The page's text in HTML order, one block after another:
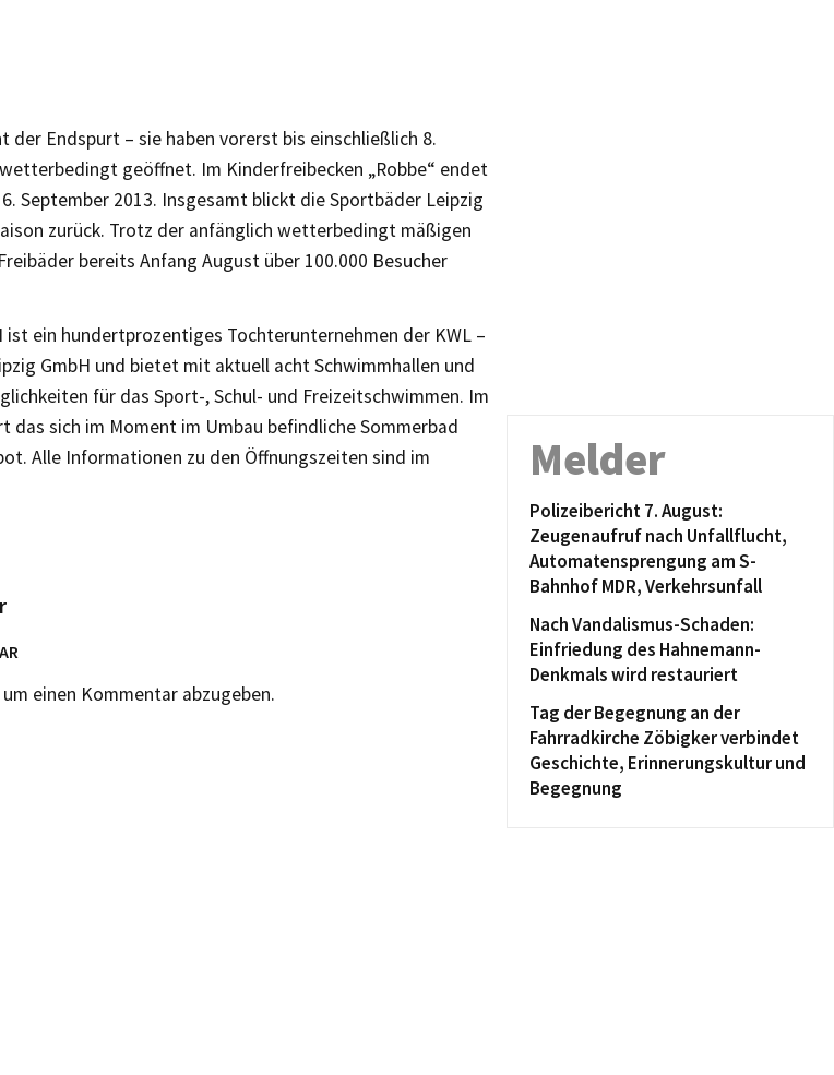
der Endspurt – sie haben vorerst bis einschließlich 8.
geöffnet. Im Kinderfreibecken „Robbe“ endet
September 2013. Insgesamt blickt die Sportbäder Leipzig
zurück. Trotz der anfänglich wetterbedingt mäßigen
bereits Anfang August über 100.000 Besucher
ist ein hundertprozentiges Tochterunternehmen der KWL –
GmbH und bietet mit aktuell acht Schwimmhallen und
für das Sport-, Schul- und Freizeitschwimmen. Im
das sich im Moment im Umbau befindliche Sommerbad
Alle Informationen zu den Öffnungszeiten sind im
einen Kommentar abzugeben.
Melder
Polizeibericht 7. August:
Zeugenaufruf nach Unfallflucht,
Automatensprengung am S-
Bahnhof MDR, Verkehrsunfall
Nach Vandalismus-Schaden:
Einfriedung des Hahnemann-
Denkmals wird restauriert
Tag der Begegnung an der
Fahrradkirche Zöbigker verbindet
Geschichte, Erinnerungskultur und
Begegnung